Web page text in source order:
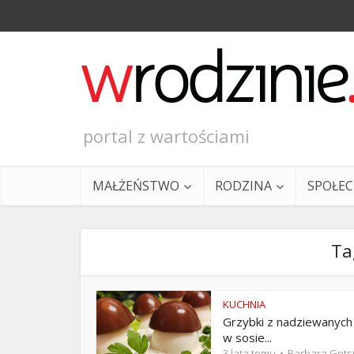
portal z wartościami
MAŁŻEŃSTWO RODZINA
KUCHNIA
Grzybki z
w sosie...